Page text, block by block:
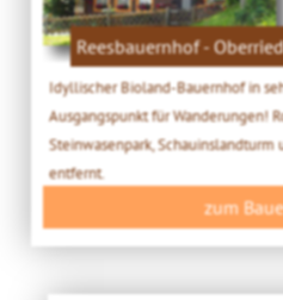
Reesbauernhof -
Idyllischer Bioland-Bauernhof in
Ausgangspunkt für Wanderungen!
Steinwasenpark,
entfernt.
zum